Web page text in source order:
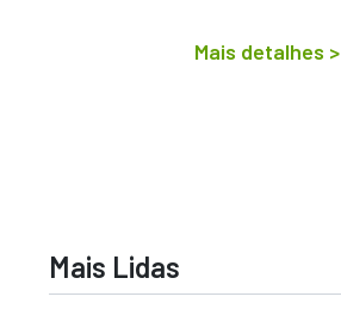
Mais detalhes >
Mais Lidas